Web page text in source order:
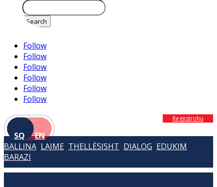
Follow
Follow
Follow
Follow
Follow
Follow
SQ EN
Regjistrohu
BALLINA LAJME THELLËSISHT DIALOG EDUKIM
BARAZI